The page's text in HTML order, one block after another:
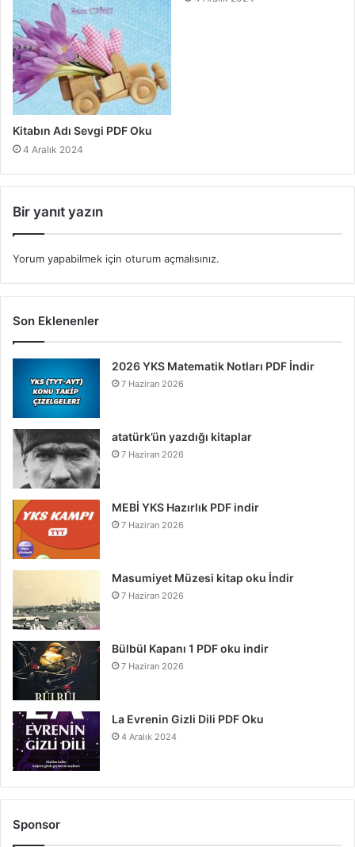
Kitabın Adı Sevgi PDF Oku
4 Aralık 2024
Bir yanıt yazın
Yorum yapabilmek için oturum açmalısınız.
Son Eklenenler
2026 YKS Matematik Notları PDF İndir
7 Haziran 2026
atatürk’ün yazdığı kitaplar
7 Haziran 2026
MEBİ YKS Hazırlık PDF indir
7 Haziran 2026
Masumiyet Müzesi kitap oku İndir
7 Haziran 2026
Bülbül Kapanı 1 PDF oku indir
7 Haziran 2026
La Evrenin Gizli Dili PDF Oku
4 Aralık 2024
Sponsor